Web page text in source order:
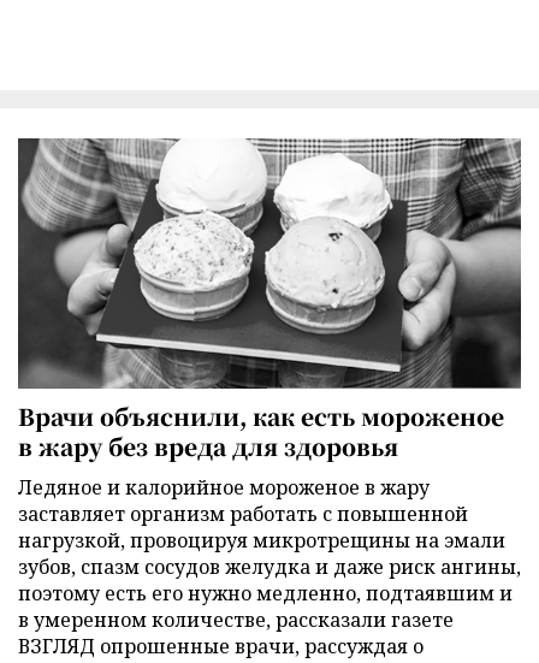
Врачи объяснили, как есть мороженое
в жару без вреда для здоровья
Ледяное и калорийное мороженое в жару
заставляет организм работать с повышенной
нагрузкой, провоцируя микротрещины на эмали
зубов, спазм сосудов желудка и даже риск ангины,
поэтому есть его нужно медленно, подтаявшим и
в умеренном количестве, рассказали газете
ВЗГЛЯД опрошенные врачи, рассуждая о